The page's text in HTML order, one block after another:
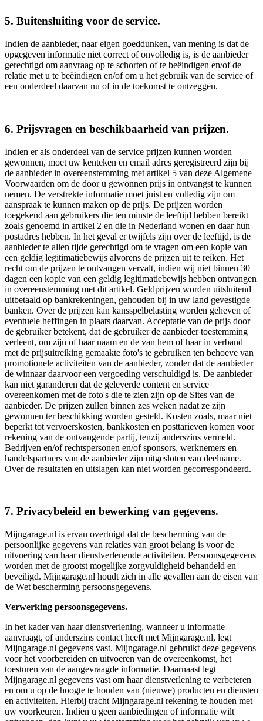
5. Buitensluiting voor de service.
Indien de aanbieder, naar eigen goeddunken, van mening is dat de
opgegeven informatie niet correct of onvolledig is, is de aanbieder
gerechtigd om aanvraag op te schorten of te beëindigen en/of de
relatie met u te beëindigen en/of om u het gebruik van de service of
een onderdeel daarvan nu of in de toekomst te ontzeggen.
6. Prijsvragen en beschikbaarheid van prijzen.
Indien er als onderdeel van de service prijzen kunnen worden
gewonnen, moet uw kenteken en email adres geregistreerd zijn bij
de aanbieder in overeenstemming met artikel 5 van deze Algemene
Voorwaarden om de door u gewonnen prijs in ontvangst te kunnen
nemen. De verstrekte informatie moet juist en volledig zijn om
aanspraak te kunnen maken op de prijs. De prijzen worden
toegekend aan gebruikers die ten minste de leeftijd hebben bereikt
zoals genoemd in artikel 2 en die in Nederland wonen en daar hun
postadres hebben. In het geval er twijfels zijn over de leeftijd, is de
aanbieder te allen tijde gerechtigd om te vragen om een kopie van
een geldig legitimatiebewijs alvorens de prijzen uit te reiken. Het
recht om de prijzen te ontvangen vervalt, indien wij niet binnen 30
dagen een kopie van een geldig legitimatiebewijs hebben ontvangen
in overeenstemming met dit artikel. Geldprijzen worden uitsluitend
uitbetaald op bankrekeningen, gehouden bij in uw land gevestigde
banken. Over de prijzen kan kansspelbelasting worden geheven of
eventuele heffingen in plaats daarvan. Acceptatie van de prijs door
de gebruiker betekent, dat de gebruiker de aanbieder toestemming
verleent, om zijn of haar naam en de van hem of haar in verband
met de prijsuitreiking gemaakte foto's te gebruiken ten behoeve van
promotionele activiteiten van de aanbieder, zonder dat de aanbieder
de winnaar daarvoor een vergoeding verschuldigd is. De aanbieder
kan niet garanderen dat de geleverde content en service
overeenkomen met de foto's die te zien zijn op de Sites van de
aanbieder. De prijzen zullen binnen zes weken nadat ze zijn
gewonnen ter beschikking worden gesteld. Kosten zoals, maar niet
beperkt tot vervoerskosten, bankkosten en posttarieven komen voor
rekening van de ontvangende partij, tenzij anderszins vermeld.
Bedrijven en/of rechtspersonen en/of sponsors, werknemers en
handelspartners van de aanbieder zijn uitgesloten van deelname.
Over de resultaten en uitslagen kan niet worden gecorrespondeerd.
7. Privacybeleid en bewerking van gegevens.
Mijngarage.nl is ervan overtuigd dat de bescherming van de
persoonlijke gegevens van relaties van groot belang is voor de
uitvoering van haar dienstverlenende activiteiten. Persoonsgegevens
worden met de grootst mogelijke zorgvuldigheid behandeld en
beveiligd. Mijngarage.nl houdt zich in alle gevallen aan de eisen van
de Wet bescherming persoonsgegevens.
Verwerking persoonsgegevens.
In het kader van haar dienstverlening, wanneer u informatie
aanvraagt, of anderszins contact heeft met Mijngarage.nl, legt
Mijngarage.nl gegevens vast. Mijngarage.nl gebruikt deze gegevens
voor het voorbereiden en uitvoeren van de overeenkomst, het
toesturen van de aangevraagde informatie. Daarnaast legt
Mijngarage.nl gegevens vast om haar dienstverlening te verbeteren
en om u op de hoogte te houden van (nieuwe) producten en diensten
en activiteiten. Hierbij tracht Mijngarage.nl rekening te houden met
uw voorkeuren. Indien u geen aanbiedingen of informatie wilt